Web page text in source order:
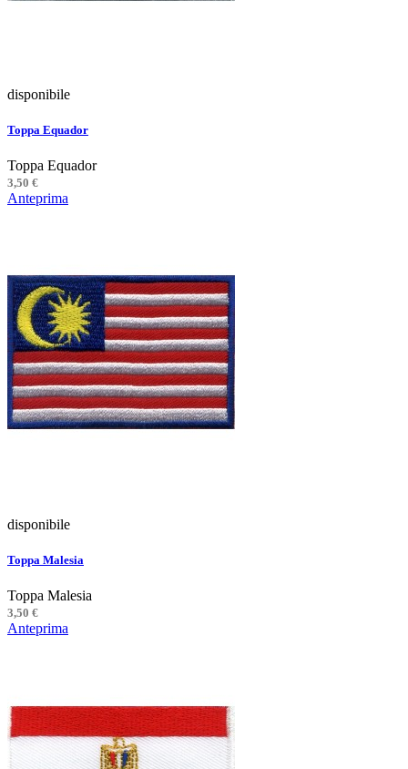
disponibile
Toppa Equador
Toppa Equador
3,50 €
Anteprima
disponibile
Toppa Malesia
Toppa Malesia
3,50 €
Anteprima